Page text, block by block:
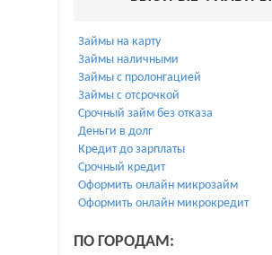
Займы на карту
Займы наличными
Займы с пролонгацией
Займы с отсрочкой
Срочный займ без отказа
Деньги в долг
Кредит до зарплаты
Срочный кредит
Оформить онлайн микрозайм
Оформить онлайн микрокредит
ПО ГОРОДАМ: